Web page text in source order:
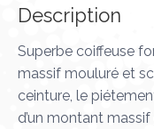
Description
Superbe coiffeuse
massif mouluré et
ceinture, le
d’un montant